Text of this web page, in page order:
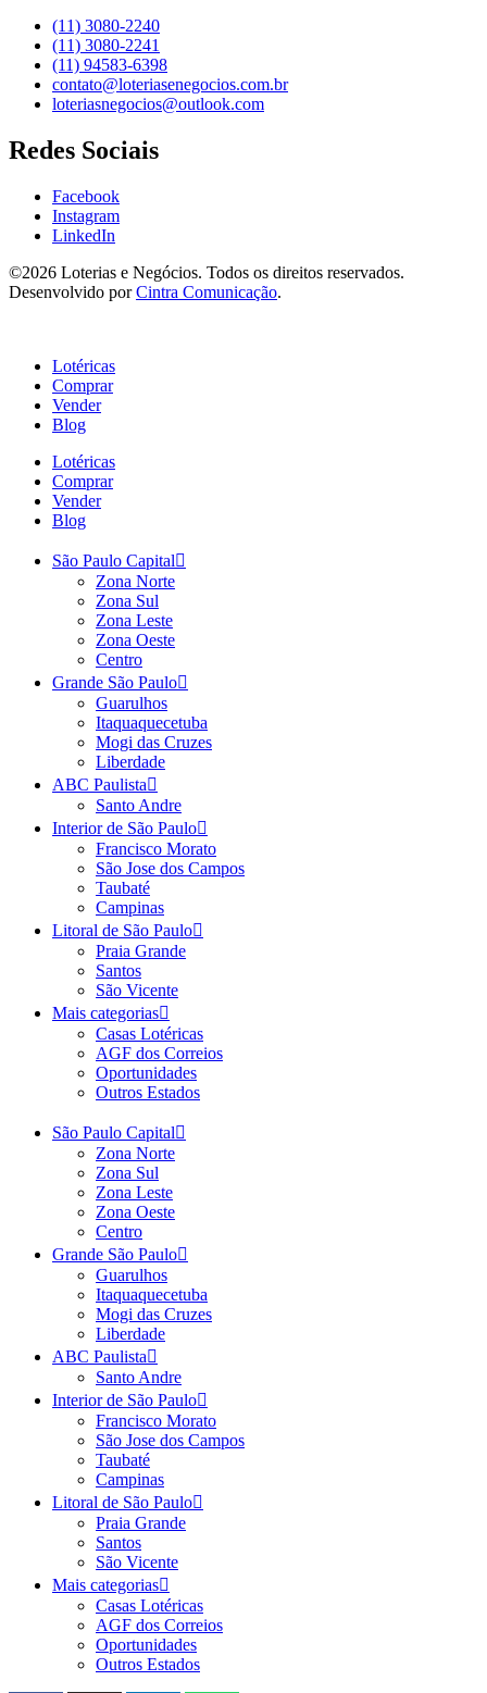
(11) 3080-2240​
(11) 3080-2241​
(11) 94583-6398
contato@loteriasenegocios.com.br​
loteriasnegocios@outlook.com
Redes Sociais
Facebook
Instagram
LinkedIn
©2026 Loterias e Negócios. Todos os direitos reservados.
Desenvolvido porCintra Comunicação.
Lotéricas
Comprar
Vender
Blog
Lotéricas
Comprar
Vender
Blog
São Paulo Capital
Zona Norte
Zona Sul
Zona Leste
Zona Oeste
Centro
Grande São Paulo
Guarulhos
Itaquaquecetuba
Mogi das Cruzes
Liberdade
ABC Paulista
Santo Andre
Interior de São Paulo
Francisco Morato
São Jose dos Campos
Taubaté
Campinas
Litoral de São Paulo
Praia Grande
Santos
São Vicente
Mais categorias
Casas Lotéricas
AGF dos Correios
Oportunidades
Outros Estados
São Paulo Capital
Zona Norte
Zona Sul
Zona Leste
Zona Oeste
Centro
Grande São Paulo
Guarulhos
Itaquaquecetuba
Mogi das Cruzes
Liberdade
ABC Paulista
Santo Andre
Interior de São Paulo
Francisco Morato
São Jose dos Campos
Taubaté
Campinas
Litoral de São Paulo
Praia Grande
Santos
São Vicente
Mais categorias
Casas Lotéricas
AGF dos Correios
Oportunidades
Outros Estados